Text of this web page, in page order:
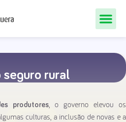
rural
produtores, o governo elevou os
culturas, a inclusão de novas e a